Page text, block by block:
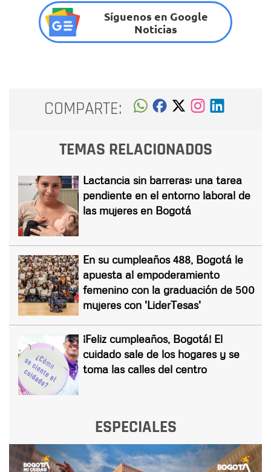
Síguenos en Google
Noticias
COMPARTE:
TEMAS RELACIONADOS
Lactancia sin barreras: una tarea
pendiente en el entorno laboral de
las mujeres en Bogotá
En su cumpleaños 488, Bogotá le
apuesta al empoderamiento
femenino con la graduación de 500
mujeres con 'LiderTesas'
¡Feliz cumpleaños, Bogotá! El
cuidado sale de los hogares y se
toma las calles del centro
ESPECIALES